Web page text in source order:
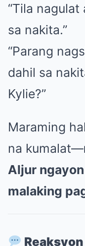
“Tila
sa nakita.”
“Parang
dahil sa
Kylie?”
Maraming
na kumalat—
Aljur
malaking